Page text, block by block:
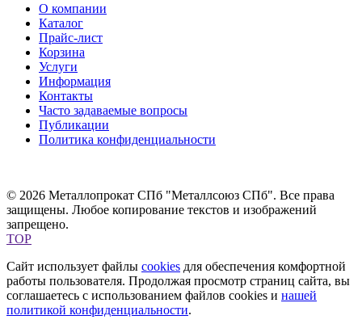
О компании
Каталог
Прайс-лист
Корзина
Услуги
Информация
Контакты
Часто задаваемые вопросы
Публикации
Политика конфиденциальности
© 2026 Металлопрокат СПб "Металлсоюз СПб". Все права
защищены. Любое копирование текстов и изображений
запрещено.
TOP
Сайт использует файлы cookies для обеспечения комфортной
работы пользователя. Продолжая просмотр страниц сайта, вы
соглашаетесь с использованием файлов cookies и нашей
политикой конфиденциальности.